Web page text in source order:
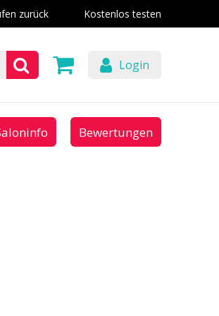
zurück Kostenlos testen
Login
Bewertungen